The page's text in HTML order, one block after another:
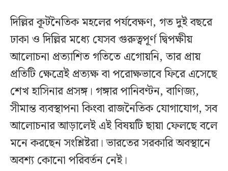
দিল্লির কূটনৈতিক মহলের পর্যবেক্ষণ, গত দুই বছরে
ঢাকা ও দিল্লির মধ্যে যেসব গুরুত্বপূর্ণ দ্বিপক্ষীয়
আলোচনা প্রত্যাশিত গতিতে এগোয়নি, তার প্রায়
প্রতিটি ক্ষেত্রেই প্রত্যক্ষ বা পরোক্ষভাবে ফিরে এসেছে
শেখ হাসিনার প্রসঙ্গ। গঙ্গার পানিবণ্টন, বাণিজ্য,
সীমান্ত ব্যবস্থাপনা কিংবা রাজনৈতিক যোগাযোগ, সব
আলোচনার আড়ালেই এই বিষয়টি ছায়া ফেলছে বলে
মনে করছেন সংশ্লিষ্টরা। ভারতের সরকারি অবস্থানে
অবশ্য কোনো পরিবর্তন নেই।